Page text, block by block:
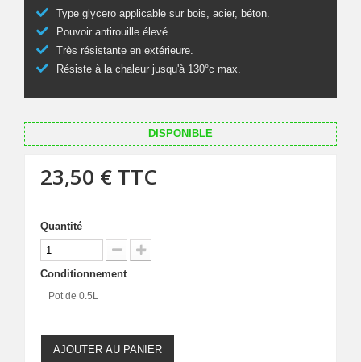
Type glycero applicable sur bois, acier, béton.
Pouvoir antirouille élevé.
Très résistante en extérieure.
Résiste à la chaleur jusqu'à 130°c max.
DISPONIBLE
23,50 € TTC
Quantité
Conditionnement
Pot de 0.5L
AJOUTER AU PANIER